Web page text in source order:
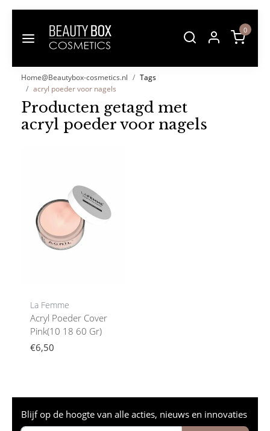
0
Home@Beautybox-cosmetics.nl
Tags
acryl poeder voor nagels
Producten getagd met
acryl poeder voor nagels
La Femme
Acryl Poeder Cover
Pink(10 18 60 Gr)
€6,50
Blijf op de hoogte van alle acties, nieuws en innovaties